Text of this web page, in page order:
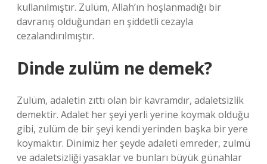
kullanılmıştır. Zulüm, Allah’ın hoşlanmadığı bir
davranış olduğundan en şiddetli cezayla
cezalandırılmıştır.
Dinde zulüm ne demek?
Zulüm, adaletin zıttı olan bir kavramdır, adaletsizlik
demektir. Adalet her şeyi yerli yerine koymak olduğu
gibi, zulüm de bir şeyi kendi yerinden başka bir yere
koymaktır. Dinimiz her şeyde adaleti emreder, zulmü
ve adaletsizliği yasaklar ve bunları büyük günahlar